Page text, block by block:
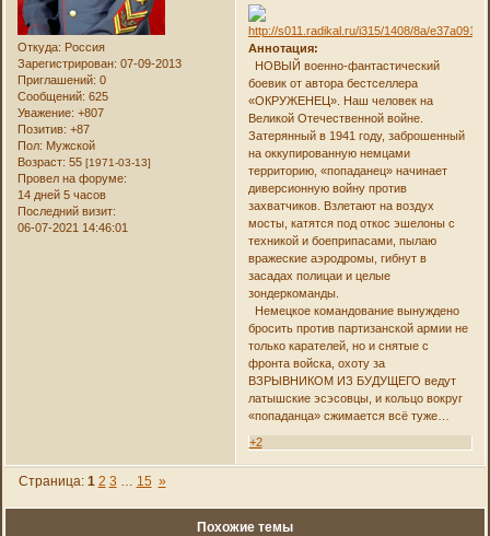
Откуда: Россия
Зарегистрирован: 07-09-2013
Приглашений: 0
Сообщений: 625
Уважение: +807
Позитив: +87
Пол: Мужской
Возраст: 55[1971-03-13]
Провел на форуме:
14 дней 5 часов
Последний визит:
06-07-2021 14:46:01
Аннотация:
НОВЫЙ военно-фантастический
боевик от автора бестселлера
«ОКРУЖЕНЕЦ». Наш человек на
Великой Отечественной войне.
Затерянный в 1941 году, заброшенный
на оккупированную немцами
территорию, «попаданец» начинает
диверсионную войну против
захватчиков. Взлетают на воздух
мосты, катятся под откос эшелоны с
техникой и боеприпасами, пылаю
вражеские аэродромы, гибнут в
засадах полицаи и целые
зондеркоманды.
Немецкое командование вынуждено
бросить против партизанской армии не
только карателей, но и снятые с
фронта войска, охоту за
ВЗРЫВНИКОМ ИЗ БУДУЩЕГО ведут
латышские эсэсовцы, и кольцо вокруг
«попаданца» сжимается всё туже…
+2
Страница: 1 2 3 … 15 »
Похожие темы